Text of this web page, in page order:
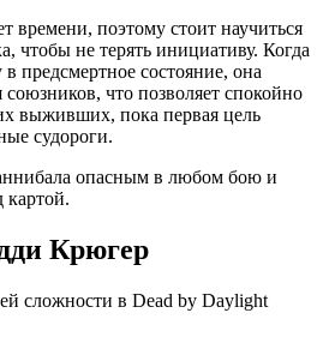
времени, поэтому стоит научиться
чтобы не терять инициативу. Когда
предсмертное состояние, она
союзников, что позволяет спокойно
выживших, пока первая цель
судороги.
опасным в любом бою и
картой.
Крюгер